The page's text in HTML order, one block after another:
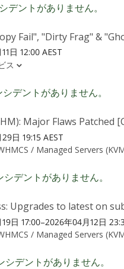
デントがありません。
Fail", "Dirty Frag" &
日 12:00 AEST
ス
デントがありません。
Major Flaws Patched
日 19:15 AEST
/ Managed Servers
デントがありません。
Upgrades to latest on
日 17:00–2026年04月12日
/ Managed Servers
シデントがありません。